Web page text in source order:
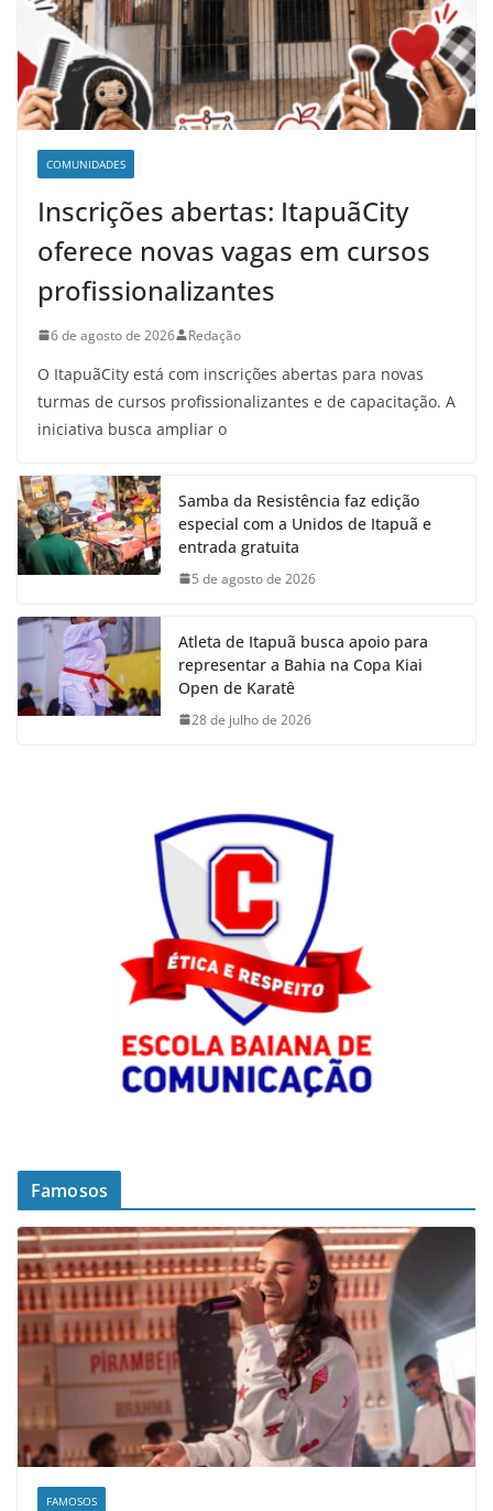
COMUNIDADES
Inscrições abertas: ItapuãCity
oferece novas vagas em cursos
profissionalizantes
6 de agosto de 2026 Redação
O ItapuãCity está com inscrições abertas para novas
turmas de cursos profissionalizantes e de capacitação. A
iniciativa busca ampliar o
Samba da Resistência faz edição
especial com a Unidos de Itapuã e
entrada gratuita
5 de agosto de 2026
Atleta de Itapuã busca apoio para
representar a Bahia na Copa Kiai
Open de Karatê
28 de julho de 2026
Famosos
FAMOSOS